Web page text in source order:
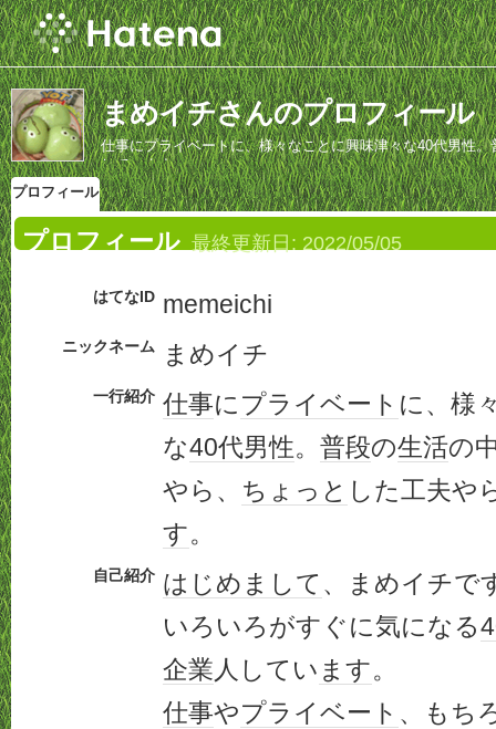
まめイチさんのプロフィール
仕事にプライベートに、様々なことに興味津々な40代男性
しています。
プロフィール
プロフィール 最終更新日: 2022/05/05
はてなID memeichi
ニックネーム まめイチ
一行紹介 仕事にプライベート に、様
な40代男性。 普段の生活の
やら、 ちょっと した工夫や
す。
自己紹介 はじめまして 、まめイチで
いろいろがすぐに気になる
企業人してい ます。
仕事やプライベート 、もち